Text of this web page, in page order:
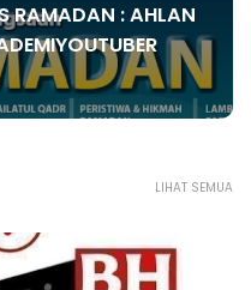
RAMADAN : AHLAN
LIHAT SEMUA